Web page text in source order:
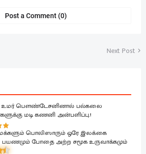
Post a Comment (0)
Next Post
உமர் பௌண்டேசனினால் பல்கலை
மடி கணனி அன்பளிப்பு.!
மக்களும் பொலிஸாரும் ஒரே இலக்கை
நோக்கிய பயணமும் போதை அற்ற சமூக உருவாக்கமும்